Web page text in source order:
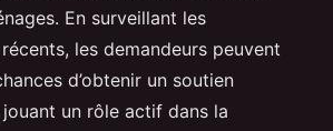
En surveillant les
les demandeurs peuvent
d’obtenir un soutien
un rôle actif dans la